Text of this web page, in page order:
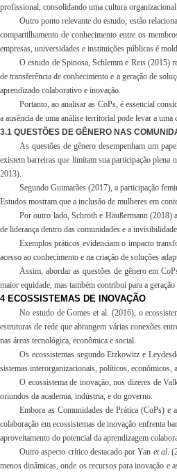
profissional, consolidando uma cultura
Outro ponto relevante do estudo, estão
compartilhamento de conhecimento entre os
empresas, universidades e instituições públicas é
O estudo de Spinosa, Schlemm e Reis (2015)
de transferência de conhecimento e a geração de
aprendizado colaborativo e inovação.
Portanto, ao analisar as CoPs, é essencial
a ausência de uma análise territorial pode levar a
3.1 QUESTÕES DE GÊNERO NAS
As questões de gênero desempenham um
existem barreiras que limitam sua participação plena
2013).
Segundo Guimarães (2017), a participação
Estudos mostram que a inclusão de mulheres em
Por outro lado, Schroth e Häußermann (2018)
de liderança dentro das comunidades e a
Exemplos práticos evidenciam o impacto
acesso ao conhecimento e na criação de soluções
Assim, abordar as questões de gênero em
maior equidade, mas também contribui para a
4 ECOSSISTEMAS DE INOVAÇÃO
No estudo de Gomes et al. (2016), o
estruturas de rede que abrangem várias conexões
nas áreas tecnológica, econômica e social.
Os ecossistemas segundo Etzkowitz e
sistemas interorganizacionais, políticos, econômicos,
O ecossistema de inovação, nos dizeres de
oriundos da academia, indústria, e do governo.
Embora as Comunidades de Prática (CoPs) e
colaboração em ecossistemas de inovação enfrenta
aproveitamento do potencial da aprendizagem
Outro aspecto crítico destacado por Yan et al.
menos dinâmicas, onde os recursos para inovação e